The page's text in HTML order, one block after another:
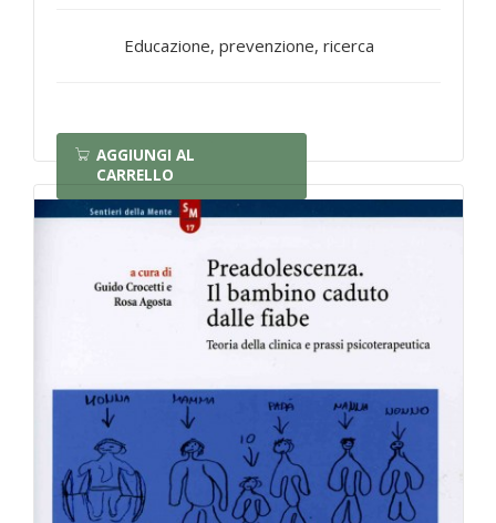
Educazione, prevenzione, ricerca
AGGIUNGI AL
CARRELLO